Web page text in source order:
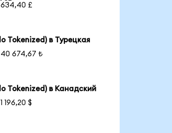
634,40 £
Tokenized) в Турецкая
40 674,67 ₺
Tokenized) в Канадский
196,20 $